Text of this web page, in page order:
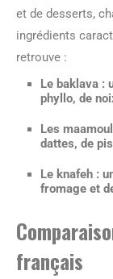
et de desserts,
ingrédients
retrouve :
Le baklava :
phyllo, de
Les
dattes, de
Le knafeh :
fromage et
français